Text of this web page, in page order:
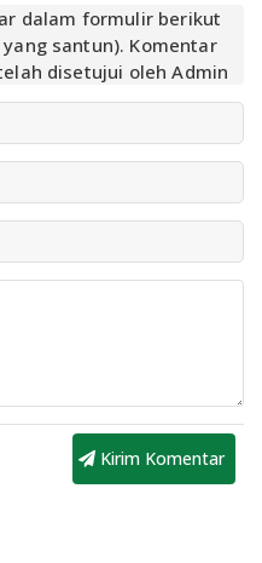
dalam formulir berikut
santun). Komentar
disetujui oleh Admin
Kirim Komentar